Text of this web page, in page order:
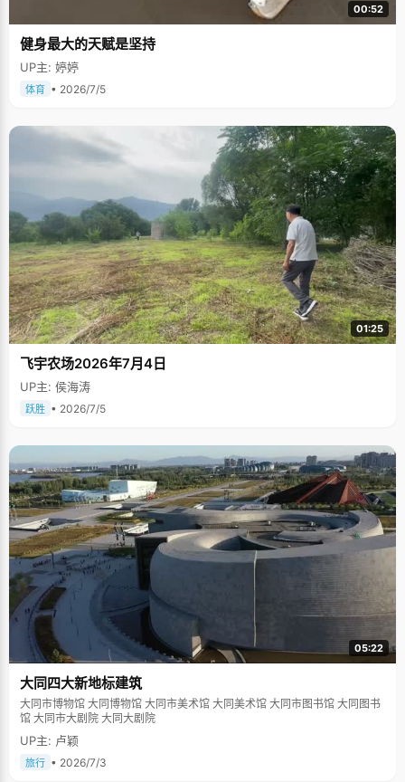
00:52
健身最大的天赋是坚持
UP主: 婷婷
体育 • 2026/7/5
01:25
飞宇农场2026年7月4日
UP主: 侯海涛
跃胜 • 2026/7/5
05:22
大同四大新地标建筑
大同市博物馆 大同博物馆 大同市美术馆 大同美术馆 大同市图书馆 大同图书
馆 大同市大剧院 大同大剧院
UP主: 卢颖
旅行 • 2026/7/3